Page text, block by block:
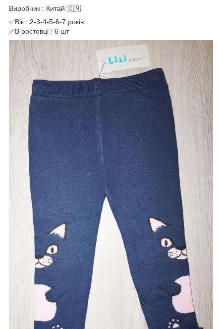
Виробник : Китай 🇨🇳
✅Вік : 2-3-4-5-6-7 років
✅В ростовці : 6 шт